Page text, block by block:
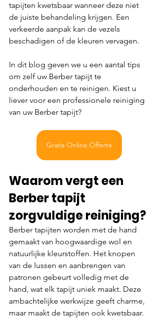
tapijten kwetsbaar wanneer deze niet
de juiste behandeling krijgen. Een
verkeerde aanpak kan de vezels
beschadigen of de kleuren vervagen.
In dit blog geven we u een aantal tips
om zelf uw Berber tapijt te
onderhouden en te reinigen. Kiest u
liever voor een professionele reiniging
van uw Berber tapijt?
Gratis Online Offerte
Waarom vergt een
Berber tapijt
zorgvuldige reiniging?
Berber tapijten worden met de hand
gemaakt van hoogwaardige wol en
natuurlijke kleurstoffen. Het knopen
van de lussen en aanbrengen van
patronen gebeurt volledig met de
hand, wat elk tapijt uniek maakt. Deze
ambachtelijke werkwijze geeft charme,
maar maakt de tapijten ook kwetsbaar.